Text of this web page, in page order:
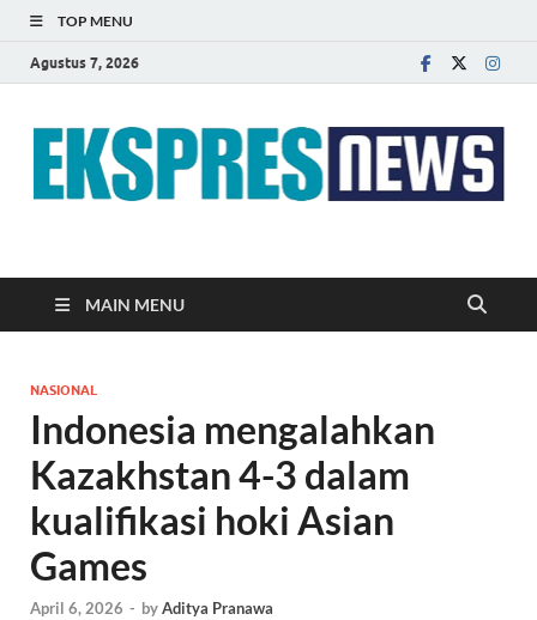
TOP MENU
Agustus 7, 2026
EKSPRES NEWS
MAIN MENU
NASIONAL
Indonesia mengalahkan
Kazakhstan 4-3 dalam
kualifikasi hoki Asian
Games
April 6, 2026 - byAditya Pranawa